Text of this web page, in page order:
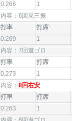
0.266 1
内容：6回見三振
打率 打席
0.269 1
内容：7回遊ゴロ
打率 打席
0.273 1
内容： 8回右安
打率 打席
0.263 1